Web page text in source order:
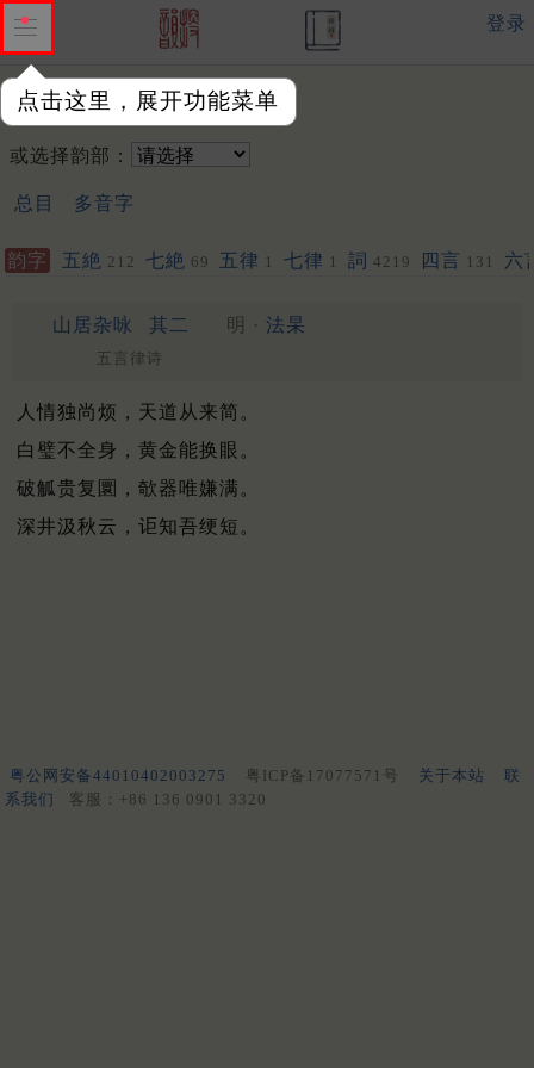
点击这里，展开功能菜单
登录
韵字：
或选择韵部：
总目 多音字
韵字 五絶 212 七絶 69 五律 1 七律 1 詞 4219 四言 131 六
山居杂咏 其二 明 · 法杲
五言律诗
人情独尚烦，天道从来简。
白璧不全身，黄金能换眼。
破觚贵复圜，欹器唯嫌满。
深井汲秋云，讵知吾绠短。
粤公网安备44010402003275 粤ICP备17077571号 关于本站
联
系我们
客服：+86 136 0901 3320